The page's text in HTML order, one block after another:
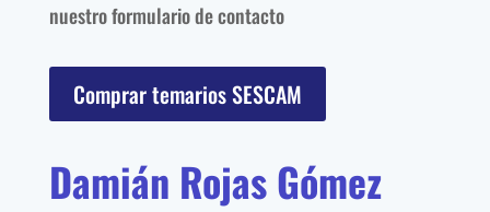
nuestro formulario de contacto
Comprar temarios SESCAM
Damián Rojas Gómez